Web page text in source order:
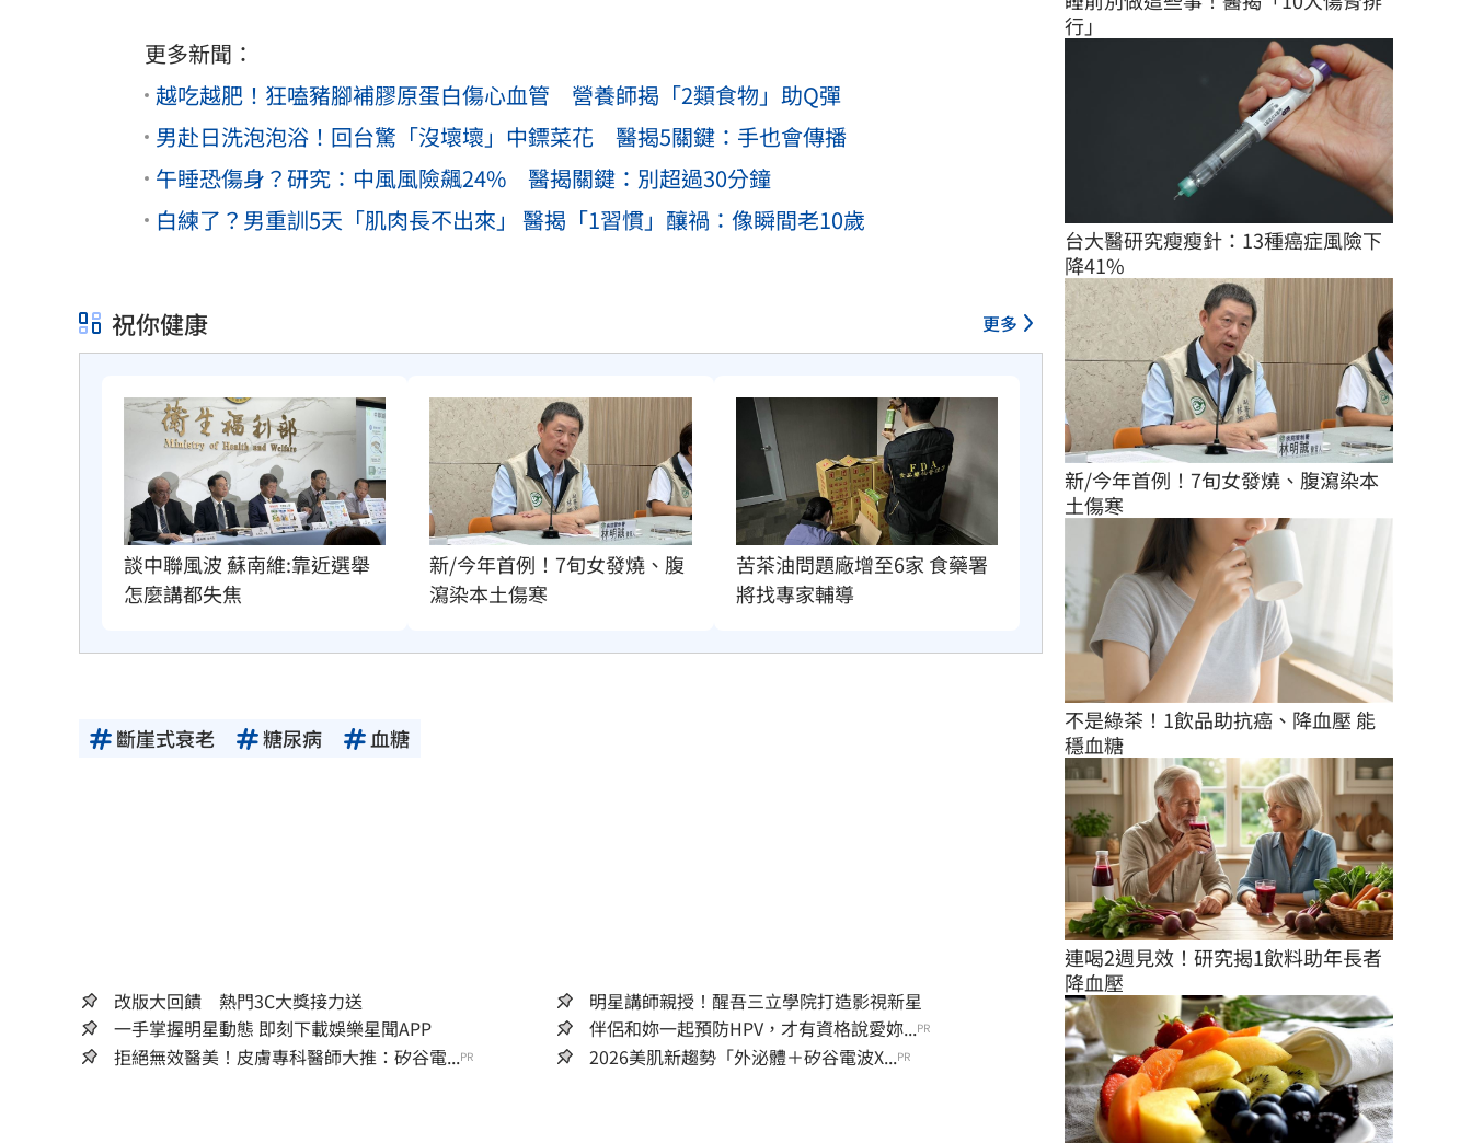
更多新聞：
越吃越肥！狂嗑豬腳補膠原蛋白傷心血管 營養師揭「2類食物」助Q彈
男赴日洗泡泡浴！回台驚「沒壞壞」中鏢菜花 醫揭5關鍵：手也會傳播
午睡恐傷身？研究：中風風險飆24% 醫揭關鍵：別超過30分鐘
白練了？男重訓5天「肌肉長不出來」 醫揭「1習慣」釀禍：像瞬間老10歲
祝你健康 更多
談中聯風波 蘇南維:靠近選舉
怎麼講都失焦
新/今年首例！7旬女發燒、腹
瀉染本土傷寒
苦茶油問題廠增至6家 食藥署
將找專家輔導
斷崖式衰老 糖尿病 血糖
改版大回饋 熱門3C大獎接力送
明星講師親授！醒吾三立學院打造影視新星
一手掌握明星動態 即刻下載娛樂星聞APP
伴侶和妳一起預防HPV，才有資格說愛妳...PR
拒絕無效醫美！皮膚專科醫師大推：矽谷電...PR 2026美肌新趨勢「外泌體＋矽谷電波X...PR
行」
台大醫研究瘦瘦針：13種癌症風險下
降41%
新/今年首例！7旬女發燒、腹瀉染本
土傷寒
不是綠茶！1飲品助抗癌、降血壓 能
穩血糖
連喝2週見效！研究揭1飲料助年長者
降血壓